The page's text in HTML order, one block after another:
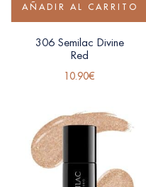
AÑADIR AL CARRITO
306 Semilac Divine
Red
10.90€